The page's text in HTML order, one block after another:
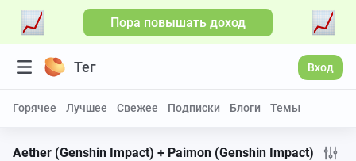
Пора повышать доход
Тег Вход
Горячее Лучшее Свежее Подписки Блоги Темы
Aether (Genshin Impact) + Paimon (Genshin Impact)
Больше видео